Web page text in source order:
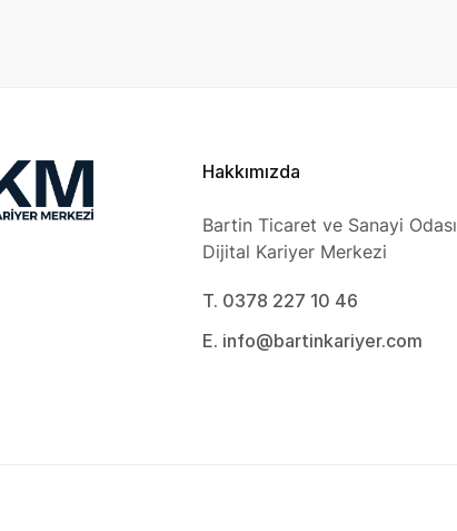
Hakkımızda
Bartin Ticaret ve Sanayi Odası
Dijital Kariyer Merkezi
T. 0378 227 10 46
E. info@bartinkariyer.com